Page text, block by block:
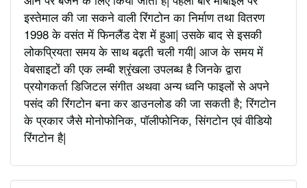
इस्तेमाल की जा सकने वाली रिंगटोन का निर्माण तथा वितरण
1998 के वसंत में फिनलैंड देश में हुआ| उसके बाद से इसकी
लोकप्रियता समय के साथ बढ़ती चली गयी| आज के समय में
वेबसाइटों की एक लम्बी श्रृंखला उपलब्ध है जिनके द्वारा
प्रयोगकर्ता डिजिटल संगीत अथवा अन्य ध्वनि फाइलों से अपने
पसंद की रिंगटोन बना कर डाउनलोड की जा सकती है; रिंगटोन
के प्रकार जैसे मोनोफोनिक, पॉलीफोनिक, सिंगटोन एवं वीडियो
रिंगटोन है|